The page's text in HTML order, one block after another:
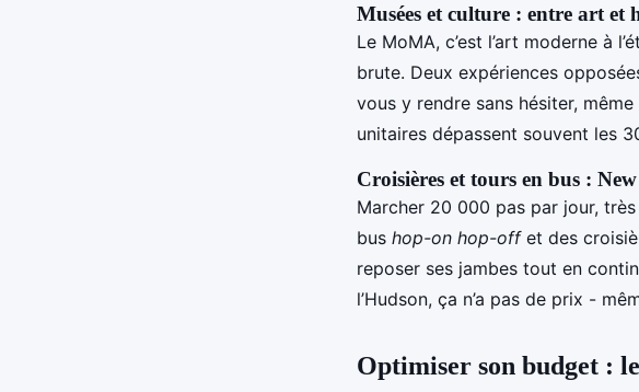
Musées et culture : entre art et
Le MoMA, c’est l’art moderne à
brute. Deux expériences
vous y rendre sans hésiter,
unitaires dépassent souvent les
Croisières et tours en bus :
Marcher 20 000 pas par jour,
bus hop-on hop-offet des
reposer ses jambes tout en
l’Hudson, ça n’a pas de prix -
Optimiser son budget :